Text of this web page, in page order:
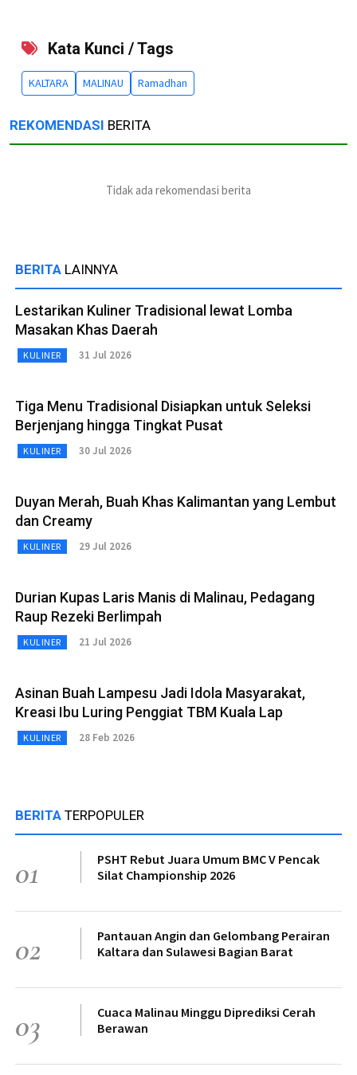
Kata Kunci / Tags
KALTARA MALINAU Ramadhan
REKOMENDASI BERITA
Tidak ada rekomendasi berita
BERITA LAINNYA
Lestarikan Kuliner Tradisional lewat Lomba
Masakan Khas Daerah
KULINER 31 Jul 2026
Tiga Menu Tradisional Disiapkan untuk Seleksi
Berjenjang hingga Tingkat Pusat
KULINER 30 Jul 2026
Duyan Merah, Buah Khas Kalimantan yang Lembut
dan Creamy
KULINER 29 Jul 2026
Durian Kupas Laris Manis di Malinau, Pedagang
Raup Rezeki Berlimpah
KULINER 21 Jul 2026
Asinan Buah Lampesu Jadi Idola Masyarakat,
Kreasi Ibu Luring Penggiat TBM Kuala Lap
KULINER 28 Feb 2026
BERITA TERPOPULER
01
PSHT Rebut Juara Umum BMC V Pencak
Silat Championship 2026
02
Pantauan Angin dan Gelombang Perairan
Kaltara dan Sulawesi Bagian Barat
03
Cuaca Malinau Minggu Diprediksi Cerah
Berawan